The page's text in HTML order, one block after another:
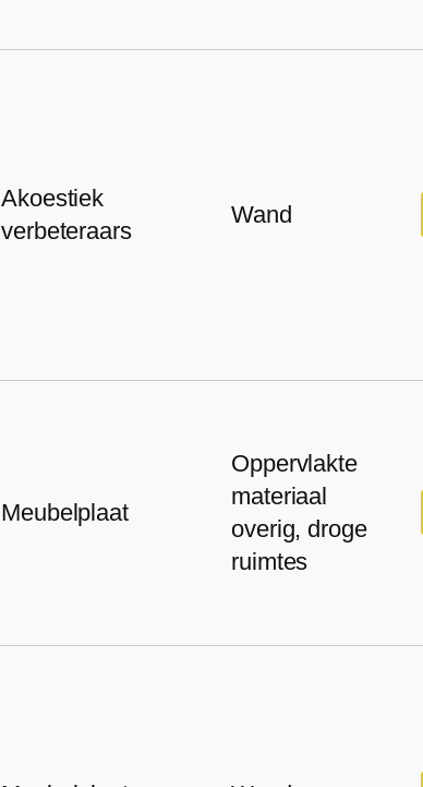
Akoestiek
verbeteraars
Wand
Meubelplaat
Oppervlakte
materiaal
overig, droge
ruimtes